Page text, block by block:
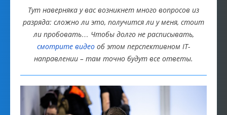
Тут наверняка у вас возникнет много вопросов из
разряда: сложно ли это, получится ли у меня, стоит
ли пробовать… Чтобы долго не расписывать,
смотрите видео об этом перспективном IT-
направлении – там точно будут все ответы.